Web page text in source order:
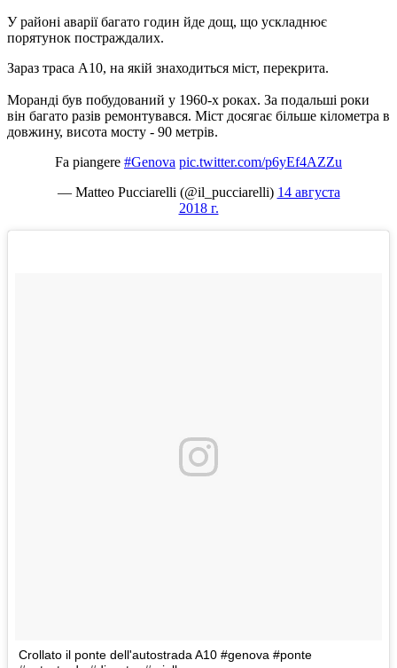
У районі аварії багато годин йде дощ, що ускладнює
порятунок постраждалих.
Зараз траса А10, на якій знаходиться міст, перекрита.
Моранді був побудований у 1960-х роках. За подальші роки
він багато разів ремонтувався. Міст досягає більше кілометра в
довжину, висота мосту - 90 метрів.
Fa piangere #Genova pic.twitter.com/p6yEf4AZZu
— Matteo Pucciarelli (@il_pucciarelli) 14 августа
2018 г.
Crollato il ponte dell'autostrada A10 #genova #ponte